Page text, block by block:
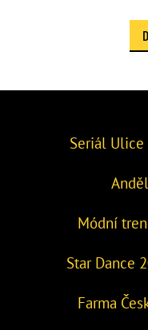
Seriál Ulice
Módní
Star Dance
Farma